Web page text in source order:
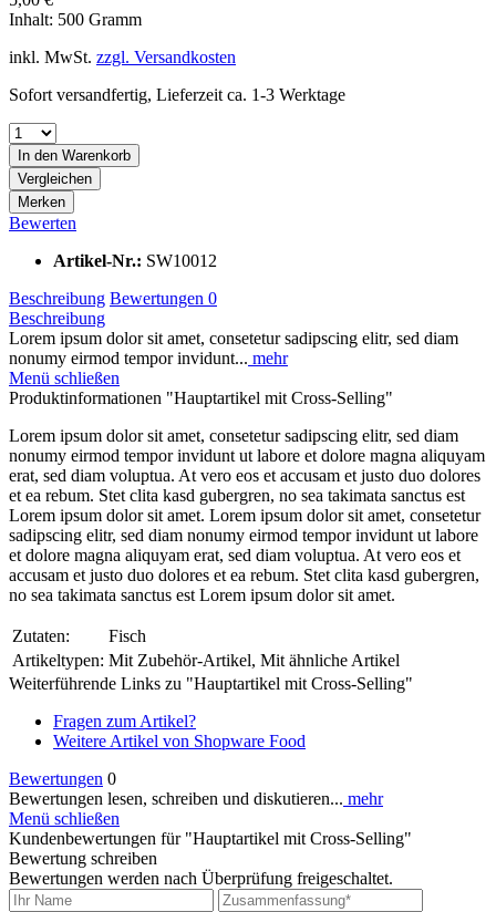
Inhalt: 500 Gramm
inkl. MwSt. zzgl. Versandkosten
Sofort versandfertig, Lieferzeit ca. 1-3 Werktage
In den Warenkorb
Vergleichen
Merken
Bewerten
Artikel-Nr.: SW10012
Beschreibung Bewertungen 0
Beschreibung
Lorem ipsum dolor sit amet, consetetur sadipscing elitr, sed diam
nonumy eirmod tempor invidunt... mehr
Menü schließen
Produktinformationen "Hauptartikel mit Cross-Selling"
Lorem ipsum dolor sit amet, consetetur sadipscing elitr, sed diam
nonumy eirmod tempor invidunt ut labore et dolore magna aliquyam
erat, sed diam voluptua. At vero eos et accusam et justo duo dolores
et ea rebum. Stet clita kasd gubergren, no sea takimata sanctus est
Lorem ipsum dolor sit amet. Lorem ipsum dolor sit amet, consetetur
sadipscing elitr, sed diam nonumy eirmod tempor invidunt ut labore
et dolore magna aliquyam erat, sed diam voluptua. At vero eos et
accusam et justo duo dolores et ea rebum. Stet clita kasd gubergren,
no sea takimata sanctus est Lorem ipsum dolor sit amet.
Zutaten:
Fisch
Artikeltypen: Mit Zubehör-Artikel, Mit ähnliche Artikel
Weiterführende Links zu "Hauptartikel mit Cross-Selling"
Fragen zum Artikel?
Weitere Artikel von Shopware Food
Bewertungen 0
Bewertungen lesen, schreiben und diskutieren... mehr
Menü schließen
Kundenbewertungen für "Hauptartikel mit Cross-Selling"
Bewertung schreiben
Bewertungen werden nach Überprüfung freigeschaltet.